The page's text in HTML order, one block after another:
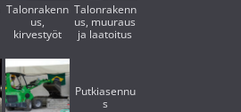
Talonrakenn
us,
kirvestyöt
Talonrakenn
us, muuraus
ja laatoitus
Putkiasennu
s